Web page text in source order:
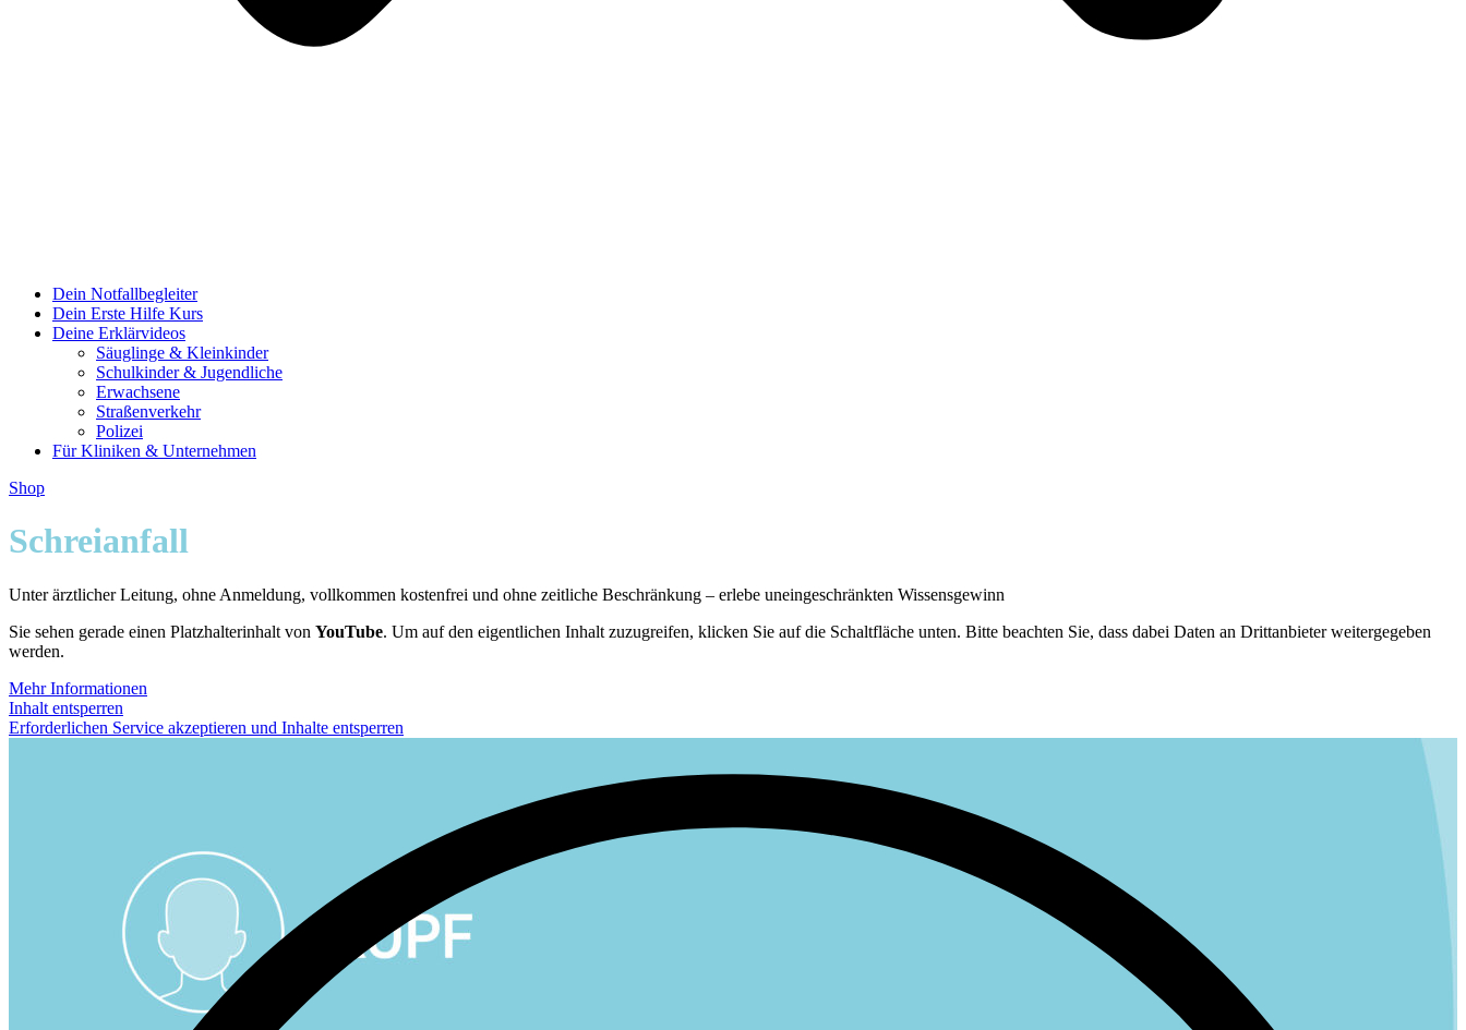
Dein Notfallbegleiter
Dein Erste Hilfe Kurs
Deine Erklärvideos
Säuglinge & Kleinkinder
Schulkinder & Jugendliche
Erwachsene
Straßenverkehr
Polizei
Für Kliniken & Unternehmen
Shop
Schreianfall
Unter ärztlicher Leitung, ohne Anmeldung, vollkommen kostenfrei und ohne zeitliche Beschränkung – erlebe uneingeschränkten Wissensgewinn
Sie sehen gerade einen Platzhalterinhalt von YouTube. Um auf den eigentlichen Inhalt zuzugreifen, klicken Sie auf die Schaltfläche unten. Bitte beachten Sie, dass dabei Daten an Drittanbieter weitergegeben
werden.
Mehr Informationen
Inhalt entsperren
Erforderlichen Service akzeptieren und Inhalte entsperren